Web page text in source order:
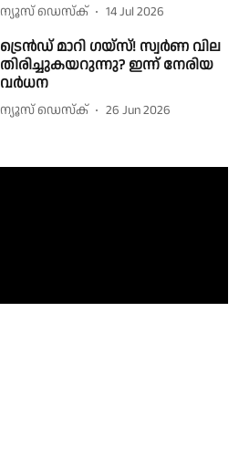
ന്യൂസ് ഡെസ്ക് 14 Jul 2026
ട്രെൻഡ് മാറി ഗയ്സ്! സ്വർണ വില
തിരിച്ചുകയറുന്നു? ഇന്ന് നേരിയ
വർധന
ന്യൂസ് ഡെസ്ക് 26 Jun 2026